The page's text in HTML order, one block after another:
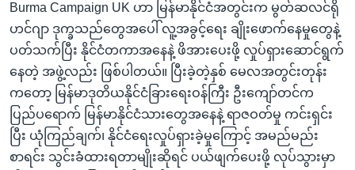
Burma Campaign UK ဟာ မြန်မာနိုင်ငံအတွင်းက မွတ်ဆလင်ရို
ဟင်ဂျာ ဒုက္ခသည်တွေအပေါ် လူ့အခွင့်ရေး ချိုးဖောက်နေမှုတွေနဲ့
ပတ်သက်ပြီး နိုင်ငံတကာအနေနဲ့ ဖိအားပေးဖို့ လှုပ်ရှားဆောင်ရွက်
နေတဲ့ အဖွဲ့လည်း ဖြစ်ပါတယ်။ ပြီးခဲ့တဲ့နှစ် မေလအတွင်းတုန်း
ကတော့ မြန်မာဒုတိယနိုင်ငံခြားရေးဝန်ကြီး ဦးကျော်တင်က
ပြည်ပရောက် မြန်မာနိုင်ငံသားတွေအနေနဲ့ ရာဇဝတ်မှု ကင်းရှင်း
ပြီး ယုံကြည်ချက်၊ နိုင်ငံရေးလှုပ်ရှားခဲ့မှုကြောင့် အမည်မည်း
စာရင်း သွင်းခံထားရတာမျိုးဆိုရင် ပယ်ဖျက်ပေးဖို့ လုပ်သွားမှာ